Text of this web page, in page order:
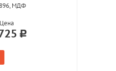
МДФ
Цена